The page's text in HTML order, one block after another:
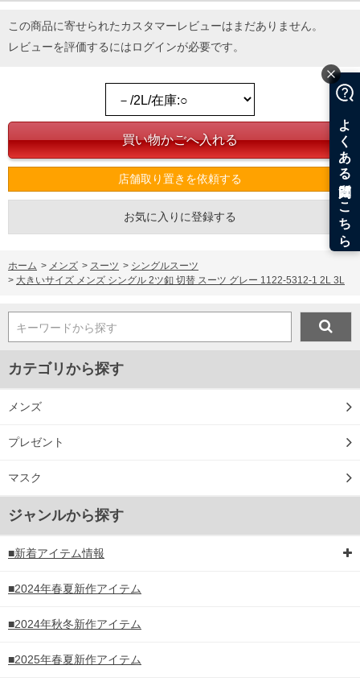
ジャケット：総裏／胸・サイド・内ポケット／ノーベンツ
パンツ：前開きファスナー／サイド・バックポケット／ツータック／ベ
ルトループ9本／ヒザあて付き
2L/63.5/53/81/129/116
3L/63.5/56/81/137/126
[パンツ]
サイズ/ウエスト/ワタリ巾/ヒップ
3L/105/43/134
下着(肌着)やワイシャツは商品の性質上、返品交換不可とさせて頂いております。予め
ご了承くださいませ。
裾上げ料金は500円+税となります。
備考欄に股下●cmとご記入下さい。（裾上げ無料対象商品は1本につき税込6,000円以
上の品が対象。1本5,999円以下の商品は有料（500円+税）となります。）
尚、裾上げした商品は返品・交換不可となりますので、予めご了承下さい。
一部、お直しに対応出来ない商品がございます。(例：裾にファスナーや調節ひもが付
※商品によって若干のサイズの誤差がございます。また、お客様がご使用の環境（コ
ください。
す。そのようなことがない様最大限に努めておりますが、もしあった場合速やかにご
この商品に寄せられたカスタマーレビューはまだありません。
レビューを評価するにはログインが必要です。
店舗取り置きを依頼する
お気に入りに登録する
ホーム > メンズ > スーツ > シングルスーツ
> 大きいサイズ メンズ シングル 2ツ釦 切替 スーツ グレー 1122-5312-1 2L 3L
キーワードから探す
カテゴリから探す
メンズ
プレゼント
マスク
ジャンルから探す
■新着アイテム情報
■2024年春夏新作アイテム
■2024年秋冬新作アイテム
■2025年春夏新作アイテム